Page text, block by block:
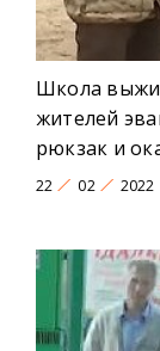
Школа
жителей
рюкзак и
22 02 2022